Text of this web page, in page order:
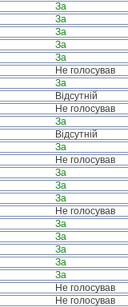
За
За
За
За
За
Не голосував
За
Відсутній
Не голосував
За
Відсутній
За
Не голосував
За
За
За
Не голосував
За
За
За
За
За
Не голосував
Не голосував